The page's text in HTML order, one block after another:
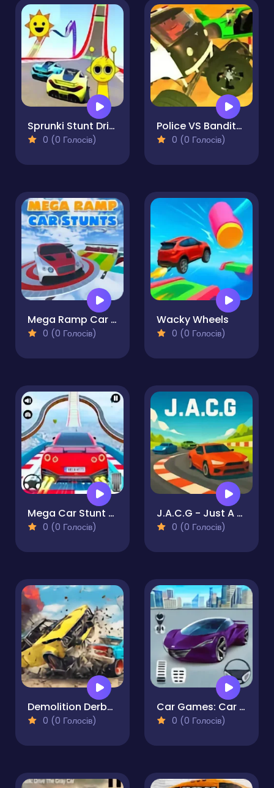
Sprunki Stunt Driving Simulator
0 (0 Голосів)
Police VS Bandits Monster Truck
0 (0 Голосів)
Mega Ramp Car Stunts
0 (0 Голосів)
Wacky Wheels
0 (0 Голосів)
Mega Car Stunt Game
0 (0 Голосів)
J.A.C.G - Just A Car Game
0 (0 Голосів)
Demolition Derby Life
0 (0 Голосів)
Car Games: Car Racing Game
0 (0 Голосів)